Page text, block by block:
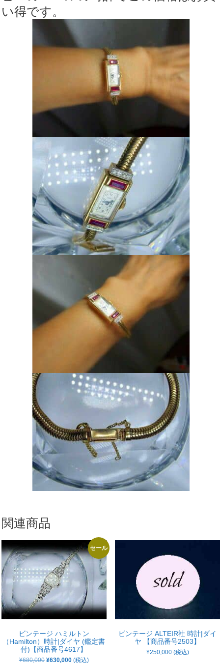
い得です。
関連商品
セール
ビンテージ ハミルトン
（Hamilton）時計|ダイヤ (鑑定書
付)【商品番号4617】
¥680,000 元
¥630,000現(税込)
ビンテージ ALTEIR社 時計|ダイ
ヤ 【商品番号2503】
¥250,000 (税込)